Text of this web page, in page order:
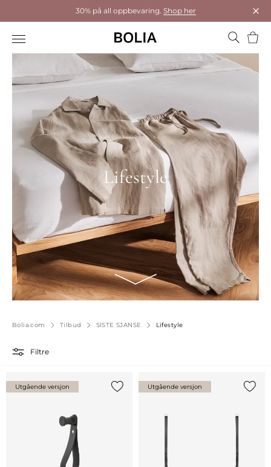
30% på all oppbevaring. Shop her
Lifestyle
Bolia.com Tilbud SISTE SJANSE Lifestyle
Filtre
Utgående versjon Utgående versjon